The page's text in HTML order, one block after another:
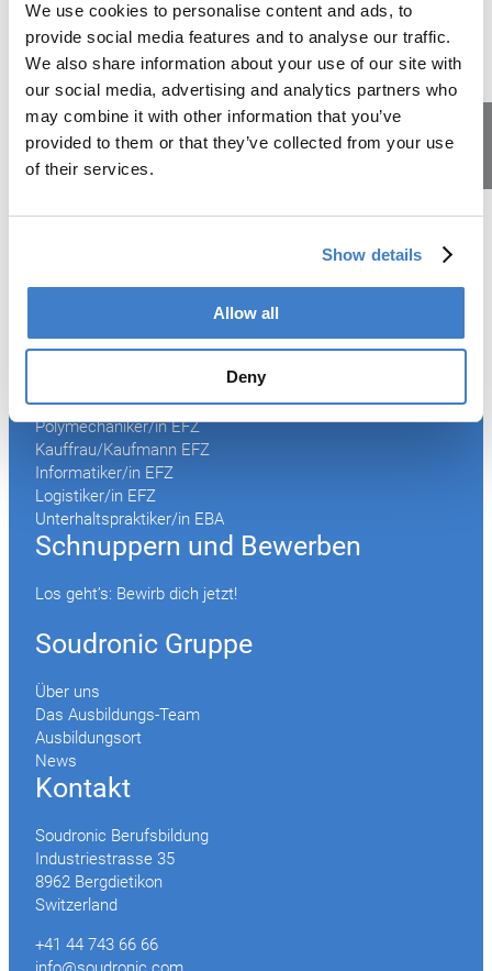
We use cookies to personalise content and ads, to
provide social media features and to analyse our traffic.
We also share information about your use of our site with
our social media, advertising and analytics partners who
may combine it with other information that you’ve
provided to them or that they’ve collected from your use
of their services.
Show details
Allow all
Deny
Elektroniker/in EFZ
Polymechaniker/in EFZ
Kauffrau/Kaufmann EFZ
Informatiker/in EFZ
Logistiker/in EFZ
Unterhaltspraktiker/in EBA
Sieben Lehrberufe im Überblick
Unsere Lehrberufe
Elektroniker/in EFZ
Polymechaniker/in EFZ
Kauffrau/Kaufmann EFZ
Informatiker/in EFZ
Logistiker/in EFZ
Unterhaltspraktiker/in EBA
Schnuppern und Bewerben
Los geht’s: Bewirb dich jetzt!
Soudronic Gruppe
Über uns
Das Ausbildungs-Team
Ausbildungsort
News
Kontakt
Soudronic Berufsbildung
Industriestrasse 35
8962 Bergdietikon
Switzerland
+41 44 743 66 66